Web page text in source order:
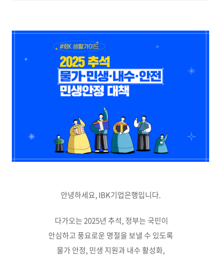
안녕하세요, IBK기업은행입니다.
다가오는 2025년 추석, 정부는 국민이
안심하고 풍요로운 명절을 보낼 수 있도록
물가 안정, 민생 지원과 내수 활성화,